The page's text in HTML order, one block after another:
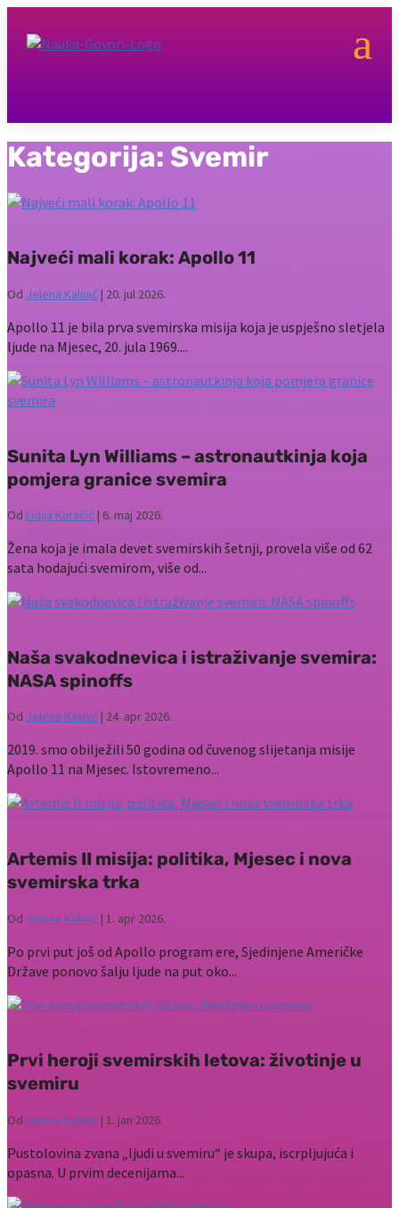
a
Kategorija: Svemir
Najveći mali korak: Apollo 11
Od Jelena Kalinić | 20. jul 2026.
Apollo 11 je bila prva svemirska misija koja je uspješno sletjela
ljude na Mjesec, 20. jula 1969....
Sunita Lyn Williams – astronautkinja koja
pomjera granice svemira
Od Lidija Karačić | 6. maj 2026.
Žena koja je imala devet svemirskih šetnji, provela više od 62
sata hodajući svemirom, više od...
Naša svakodnevica i istraživanje svemira:
NASA spinoffs
Od Jelena Kalinić | 24. apr 2026.
2019. smo obilježili 50 godina od čuvenog slijetanja misije
Apollo 11 na Mjesec. Istovremeno...
Artemis II misija: politika, Mjesec i nova
svemirska trka
Od Jelena Kalinić | 1. apr 2026.
Po prvi put još od Apollo program ere, Sjedinjene Američke
Države ponovo šalju ljude na put oko...
Prvi heroji svemirskih letova: životinje u
svemiru
Od Jelena Kalinić | 1. jan 2026.
Pustolovina zvana „ljudi u svemiru“ je skupa, iscrpljujuća i
opasna. U prvim decenijama...